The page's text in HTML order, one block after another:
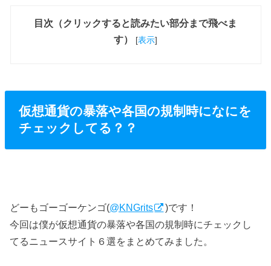
目次（クリックすると読みたい部分まで飛べま
す）
[表示]
仮想通貨の暴落や各国の規制時になにを
チェックしてる？？
どーもゴーゴーケンゴ(@KNGrits
)です！
今回は僕が仮想通貨の暴落や各国の規制時にチェックし
てるニュースサイト６選をまとめてみました。